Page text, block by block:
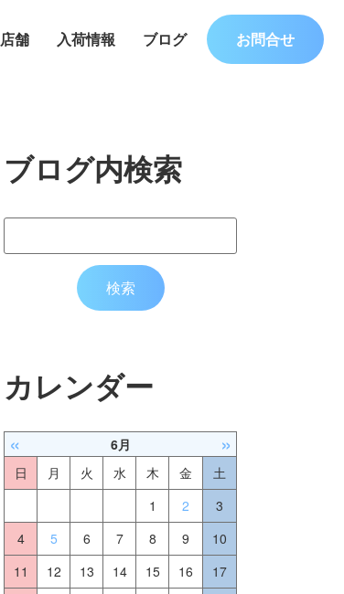
店舗 入荷情報 ブログ お問合せ
ブログ内検索
カレンダー
« 6月 »
日 月 火 水 木 金
土
1
2
3
4
5 6 7 8 9
10
11
12 13 14 15 16
17